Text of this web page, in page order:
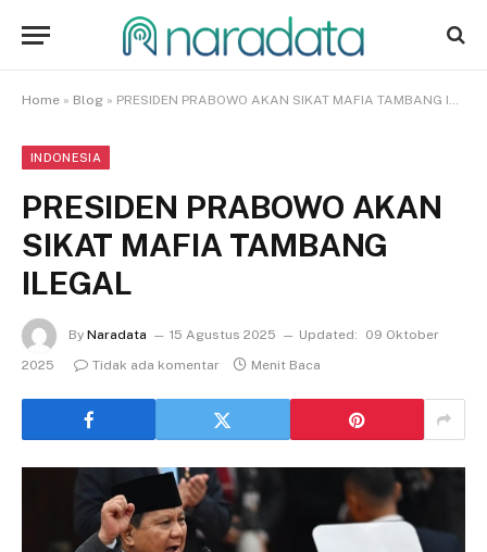
Home » Blog » PRESIDEN PRABOWO AKAN SIKAT MAFIA TAMBANG ILEGAL
INDONESIA
PRESIDEN PRABOWO AKAN
SIKAT MAFIA TAMBANG
ILEGAL
By Naradata 15 Agustus 2025 Updated:
09 Oktober
2025
Tidak ada komentar Menit Baca